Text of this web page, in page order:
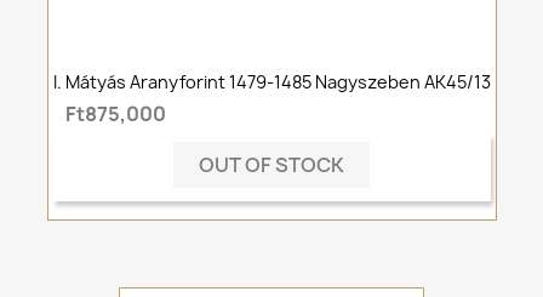
I. Mátyás Aranyforint 1479-1485 Nagyszeben AK45/13
Ft875,000
OUT OF STOCK